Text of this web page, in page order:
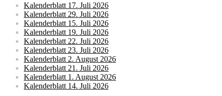
Kalenderblatt 17. Juli 2026
Kalenderblatt 29. Juli 2026
Kalenderblatt 15. Juli 2026
Kalenderblatt 19. Juli 2026
Kalenderblatt 22. Juli 2026
Kalenderblatt 23. Juli 2026
Kalenderblatt 2. August 2026
Kalenderblatt 21. Juli 2026
Kalenderblatt 1. August 2026
Kalenderblatt 14. Juli 2026